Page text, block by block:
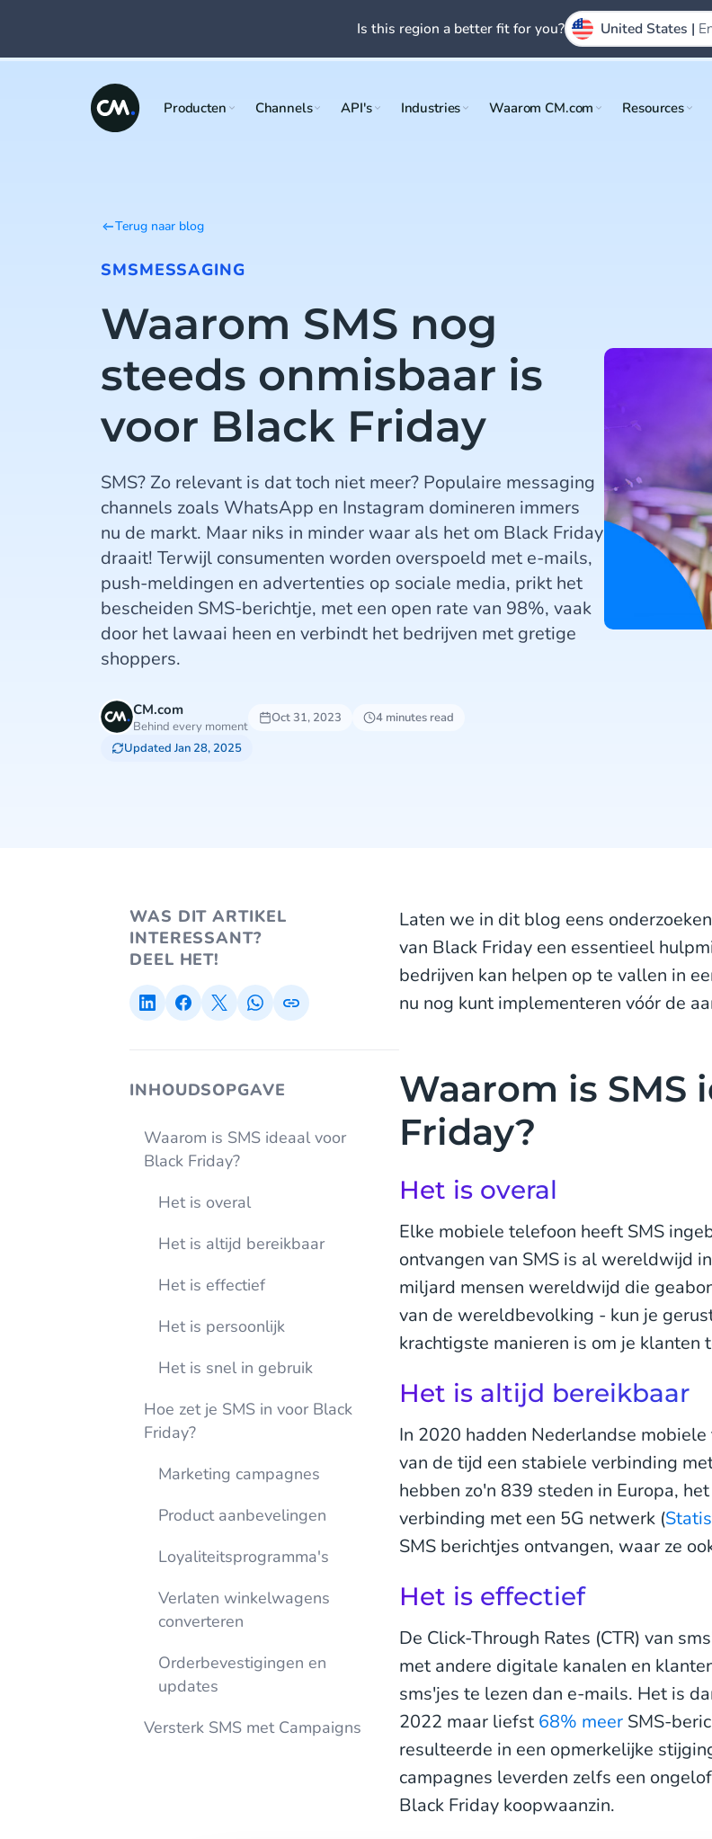
Producten Channels API's Industries Waarom CM.com Resources
Terug naar blog
SMSMESSAGING
Waarom SMS nog
steeds onmisbaar is
voor Black Friday
SMS? Zo relevant is dat toch niet meer? Populaire messaging
channels zoals WhatsApp en Instagram domineren immers
nu de markt. Maar niks in minder waar als het om Black Friday
draait! Terwijl consumenten worden overspoeld met e-mails,
push-meldingen en advertenties op sociale media, prikt het
bescheiden SMS-berichtje, met een open rate van 98%, vaak
door het lawaai heen en verbindt het bedrijven met gretige
shoppers.
CM.com
Behind every moment
Oct 31, 2023
4 minutes read
Updated Jan 28, 2025
WAS DIT ARTIKEL
INTERESSANT?
DEEL HET!
INHOUDSOPGAVE
Waarom is SMS ideaal voor
Black Friday?
Het is overal
Het is altijd bereikbaar
Het is effectief
Het is persoonlijk
Het is snel in gebruik
Hoe zet je SMS in voor Black
Friday?
Marketing campagnes
Product aanbevelingen
Loyaliteitsprogramma's
Verlaten winkelwagens
converteren
Orderbevestigingen en
updates
Versterk SMS met Campaigns
Laten we in dit blog eens
van Black Friday een essentieel
bedrijven kan helpen op te vallen in
nu nog kunt implementeren vóór de
Waarom is SMS
Friday?
Het is overal
Elke mobiele telefoon heeft SMS
ontvangen van SMS is al wereldwijd
miljard mensen wereldwijd die
van de wereldbevolking - kun je
krachtigste manieren is om je klanten
Het is altijd bereikbaar
In 2020 hadden Nederlandse
van de tijd een stabiele verbinding
hebben zo'n 839 steden in Europa,
verbinding met een 5G netwerk (
SMS berichtjes ontvangen, waar ze
Het is effectief
De Click-Through Rates (CTR) van
met andere digitale kanalen en
sms'jes te lezen dan e-mails. Het is
2022 maar liefst 68% meer SMS-
resulteerde in een opmerkelijke
campagnes leverden zelfs een
Black Friday koopwaanzin.
Is this region a better fit for you? United States |